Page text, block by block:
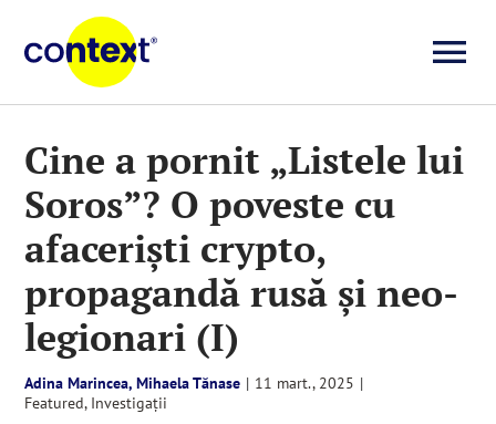
content
Știri
Seriale
Cine a pornit „Listele lui
Soros”? O poveste cu
afaceriști crypto,
propagandă rusă și neo-
legionari (I)
Adina Marincea, Mihaela Tănase | 11 mart., 2025 |
Featured, Investigații